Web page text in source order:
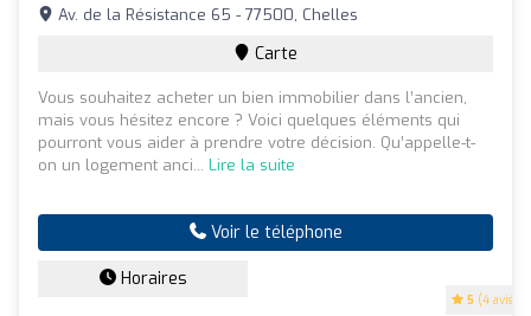
5 (4 avis)
Av. de la Résistance 65 - 77500, Chelles
Carte
Vous souhaitez acheter un bien immobilier dans l’ancien,
mais vous hésitez encore ? Voici quelques éléments qui
pourront vous aider à prendre votre décision. Qu’appelle-t-
on un logement anci... Lire la suite
Voir le téléphone
Horaires